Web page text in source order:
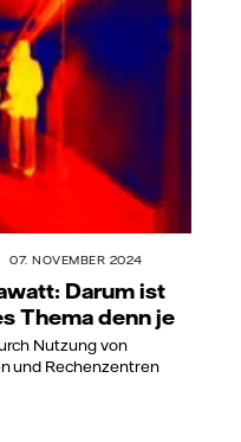
07. NOVEMBER 2024
Darum ist
Thema denn je
Nutzung von
und Rechenzentren